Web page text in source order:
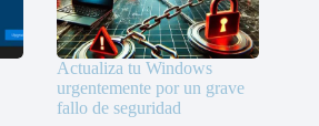
Actualiza tu Windows
urgentemente por un grave
fallo de seguridad